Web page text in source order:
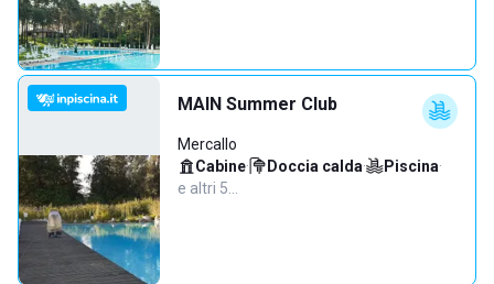
MAIN Summer Club
Mercallo
Cabine· Doccia calda· Piscina·
e altri 5…